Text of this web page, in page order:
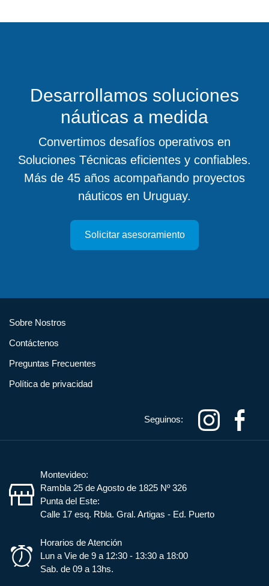
Desarrollamos soluciones
náuticas a medida
Convertimos desafíos operativos en
Soluciones Técnicas eficientes y confiables.
Más de 45 años acompañando proyectos
náuticos en Uruguay.
Solicitar asesoramiento
Sobre Nostros
Contáctenos
Preguntas Frecuentes
Política de privacidad
Seguinos:
Montevideo:
Rambla 25 de Agosto de 1825 Nº 326
Punta del Este:
Calle 17 esq. Rbla. Gral. Artigas - Ed. Puerto
Horarios de Atención
Lun a Vie de 9 a 12:30 - 13:30 a 18:00
Sab. de 09 a 13hs.